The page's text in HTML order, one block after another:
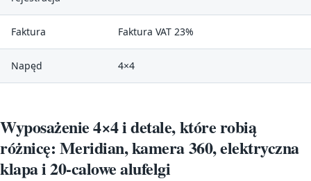
Faktura Faktura VAT 23%
Napęd 4×4
Wyposażenie 4×4 i detale, które robią
różnicę: Meridian, kamera 360, elektryczna
klapa i 20-calowe alufelgi